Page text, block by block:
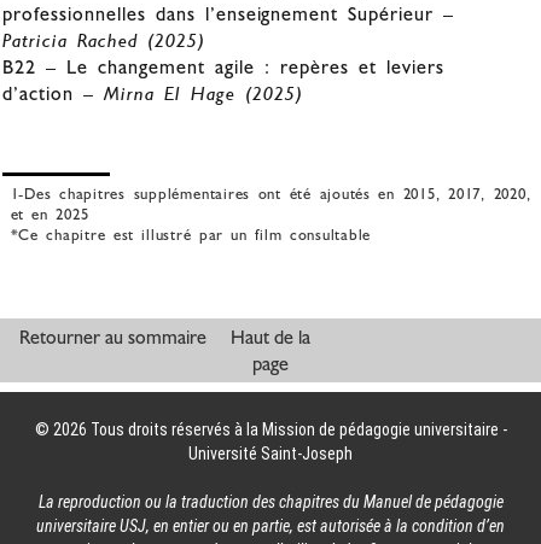
professionnelles dans l’enseignement Supérieur –
Patricia Rached (2025)
B22 – Le changement agile : repères et leviers
d’action –Mirna El Hage (2025)
1-Des chapitres supplémentaires ont été ajoutés en 2015, 2017, 2020,
et en 2025
*Ce chapitre est illustré par un film consultable
Retourner au sommaire
Haut de la
page
© 2026 Tous droits réservés à la Mission de pédagogie universitaire -
Université Saint-Joseph
La reproduction ou la traduction des chapitres du Manuel de pédagogie
universitaire USJ, en entier ou en partie, est autorisée à la condition d’en